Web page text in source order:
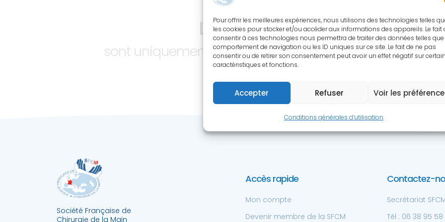
Pour offrir les meilleures expériences, nous utilisons des technologies telles
les cookies pour stocker et/ou accéder aux informations des appareils. Le fait
consentir à ces technologies nous permettra de traiter des données telles que
comportement de navigation ou les ID uniques sur ce site. Le fait de ne pas
consentir ou de retirer son consentement peut avoir un effet négatif sur
caractéristiques et fonctions.
Accepter Refuser Voir les
Conditions générales d’utilisation
LES RESSOURCES
sont uniquement accessibles aux membres de la
Société Française de
Chirurgie de la Main
Accès rapide
Mon compte
Devenir membre de la SFCM
Contactez-
Secrétariat
Tél : 06 38 95 58